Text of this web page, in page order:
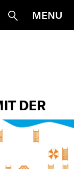
Suche
MENU
DER